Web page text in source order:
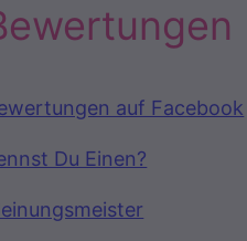
auf Facebook
Du Einen?